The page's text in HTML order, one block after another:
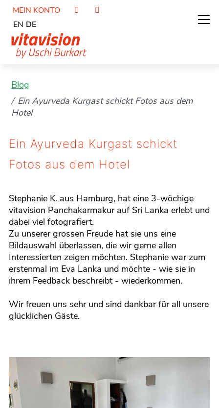
MEIN KONTO
EN DE
Blog
Ein Ayurveda Kurgast schickt Fotos aus dem
Hotel
Ein Ayurveda Kurgast schickt
Fotos aus dem Hotel
Stephanie K. aus Hamburg, hat eine 3-wöchige
vitavision Panchakarmakur auf Sri Lanka erlebt und
dabei viel fotografiert.
Zu unserer grossen Freude hat sie uns eine
Bildauswahl überlassen, die wir gerne allen
Interessierten zeigen möchten. Stephanie war zum
erstenmal im Eva Lanka und möchte - wie sie in
ihrem Feedback beschreibt - wiederkommen.
Wir freuen uns sehr und sind dankbar für all unsere
glücklichen Gäste.